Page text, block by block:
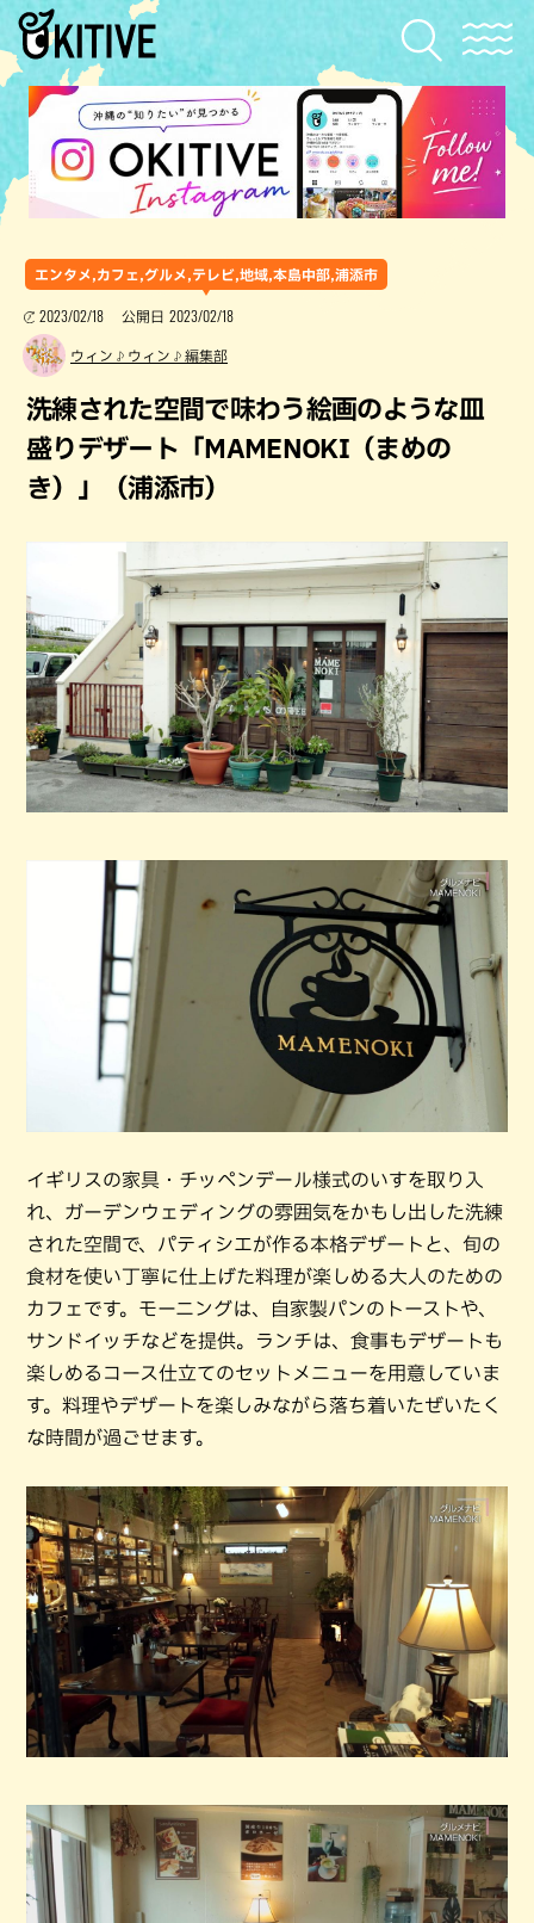
エンタメ,カフェ,グルメ,テレビ,地域,本島中部,浦添市
2023/02/18 公開日 2023/02/18
ウィン♪ウィン♪編集部
洗練された空間で味わう絵画のような皿
盛りデザート「MAMENOKI（まめの
き）」（浦添市）
イギリスの家具・チッペンデール様式のいすを取り入
れ、ガーデンウェディングの雰囲気をかもし出した洗練
された空間で、パティシエが作る本格デザートと、旬の
食材を使い丁寧に仕上げた料理が楽しめる大人のための
カフェです。モーニングは、自家製パンのトーストや、
サンドイッチなどを提供。ランチは、食事もデザートも
楽しめるコース仕立てのセットメニューを用意していま
す。料理やデザートを楽しみながら落ち着いたぜいたく
な時間が過ごせます。